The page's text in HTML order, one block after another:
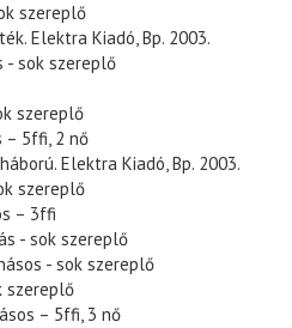
szereplő
Elektra Kiadó, Bp. 2003.
- sok szereplő
szereplő
– 5ffi, 2 nő
Elektra Kiadó, Bp. 2003.
szereplő
– 3ffi
- sok szereplő
- sok szereplő
szereplő
– 5ffi, 3 nő